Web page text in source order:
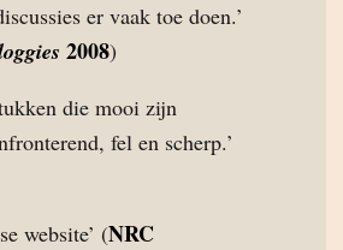
er vaak toe doen.’
2008)
die mooi zijn
fel en scherp.’
website’ (NRC